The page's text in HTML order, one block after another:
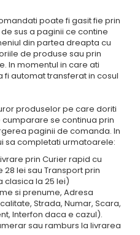
poate fi gasit fie prin
sus a paginii ce contine
din partea dreapta cu
de produse sau prin
In momentul in care ati
automat transferat in cosul
produselor pe care doriti
se continua prin
paginii de comanda. In
sa completati urmatoarele:
prin Curier rapid cu
lei sau Transport prin
la 25 lei)
si prenume, Adresa
Strada, Numar, Scara,
Interfon daca e cazul).
sau ramburs la livrarea